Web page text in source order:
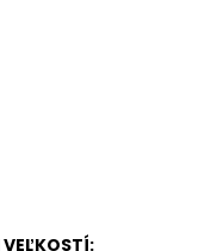
VEĽKOSTÍ: